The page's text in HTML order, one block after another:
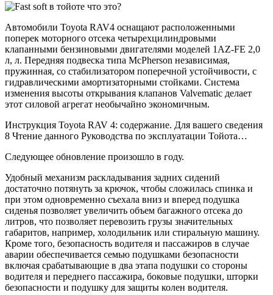
Автомобили Toyota RAV4 оснащают расположенными
поперек моторного отсека четырехцилиндровыми
клапанными бензиновыми двигателями моделей 1AZ-FE 2,0
л, л. Передняя подвеска типа McPherson независимая,
пружинная, со стабилизатором поперечной устойчивости, с
гидравлическими амортизаторными стойками. Система
изменения высоты открывания клапанов Valvematic делает
этот силовой агрегат необычайно экономичным.
Инструкция Toyota RAV 4: содержание. Для вашего сведения
8 Чтение данного Руководства по эксплуатации Тойота…
Следующее обновление произошло в году.
Удобный механизм раскладывания задних сидений
достаточно потянуть за крючок, чтобы сложилась спинка и
при этом одновременно съехала вниз и вперед подушка
сиденья позволяет увеличить объем багажного отсека до
литров, что позволяет перевозить грузы значительных
габаритов, например, холодильник или стиральную машину.
Кроме того, безопасность водителя и пассажиров в случае
аварии обеспечивается семью подушками безопасности
включая срабатывающие в два этапа подушки со стороны
водителя и переднего пассажира, боковые подушки, шторки
безопасности и подушку для защиты колен водителя.